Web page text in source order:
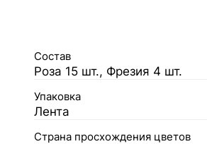
Состав
Роза 15 шт., Фрезия 4 шт.
Упаковка
Лента
Страна просхождения цветов